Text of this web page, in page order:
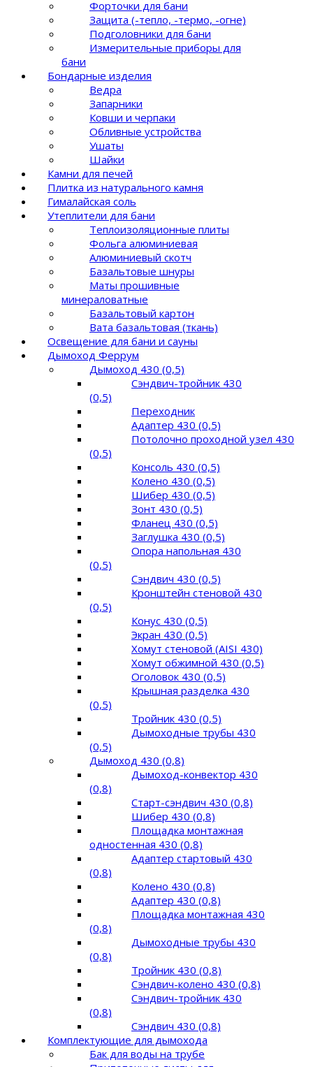
Форточки для бани
Защита (-тепло, -термо, -огне)
Подголовники для бани
Измерительные приборы для
бани
Бондарные изделия
Ведра
Запарники
Ковши и черпаки
Обливные устройства
Ушаты
Шайки
Камни для печей
Плитка из натурального камня
Гималайская соль
Утеплители для бани
Теплоизоляционные плиты
Фольга алюминиевая
Алюминиевый скотч
Базальтовые шнуры
Маты прошивные
минераловатные
Базальтовый картон
Вата базальтовая (ткань)
Освещение для бани и сауны
Дымоход Феррум
Дымоход 430 (0,5)
Сэндвич-тройник 430
(0,5)
Переходник
Адаптер 430 (0,5)
Потолочно проходной узел 430
(0,5)
Консоль 430 (0,5)
Колено 430 (0,5)
Шибер 430 (0,5)
Зонт 430 (0,5)
Фланец 430 (0,5)
Заглушка 430 (0,5)
Опора напольная 430
(0,5)
Сэндвич 430 (0,5)
Кронштейн стеновой 430
(0,5)
Конус 430 (0,5)
Экран 430 (0,5)
Хомут стеновой (AISI 430)
Хомут обжимной 430 (0,5)
Оголовок 430 (0,5)
Крышная разделка 430
(0,5)
Тройник 430 (0,5)
Дымоходные трубы 430
(0,5)
Дымоход 430 (0,8)
Дымоход-конвектор 430
(0,8)
Старт-сэндвич 430 (0,8)
Шибер 430 (0,8)
Площадка монтажная
одностенная 430 (0,8)
Адаптер стартовый 430
(0,8)
Колено 430 (0,8)
Адаптер 430 (0,8)
Площадка монтажная 430
(0,8)
Дымоходные трубы 430
(0,8)
Тройник 430 (0,8)
Сэндвич-колено 430 (0,8)
Сэндвич-тройник 430
(0,8)
Сэндвич 430 (0,8)
Комплектующие для дымохода
Бак для воды на трубе